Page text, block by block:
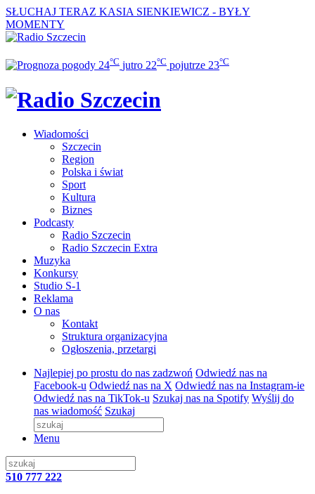
SŁUCHAJ TERAZ KASIA SIENKIEWICZ - BYŁY
MOMENTY
24°C jutro 22°C pojutrze 23°C
Wiadomości
Szczecin
Region
Polska i świat
Sport
Kultura
Biznes
Podcasty
Radio Szczecin
Radio Szczecin Extra
Muzyka
Konkursy
Studio S-1
Reklama
O nas
Kontakt
Struktura organizacyjna
Ogłoszenia, przetargi
Najlepiej po prostu do nas zadzwoń Odwiedź nas na
Facebook-u Odwiedź nas na X Odwiedź nas na Instagram-ie
Odwiedź nas na TikTok-u Szukaj nas na Spotify Wyślij do
nas wiadomość Szukaj
Menu
510 777 222